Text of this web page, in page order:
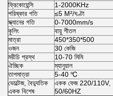
ফ্রিকোয়েন্সি
1-2000KHz
পরিষ্কার গতি
≤5 M²/ঘণ্টা
স্ক্যানের গতি
0-7000mm/s
কুলিং
বায়ু শীতল
মাত্রা
450*350*500
ওজন
30 কেজি
মরীচি প্রস্থ
10-70 মিমি
ঐচ্ছিক
ম্যানুয়াল
তাপমাত্রা
5-40 ℃
ভোল্টেজ, বৈদ্যুতিক
একক বিশেষ
একক ফেজ 220/110V,
50/60HZ